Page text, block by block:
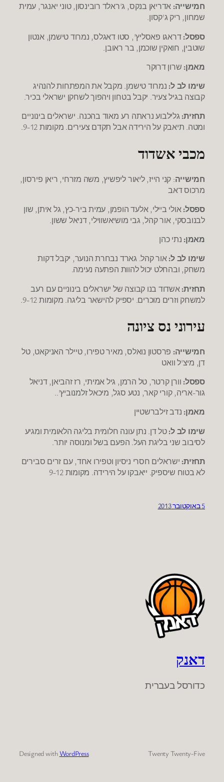
חמישייה: אדריאן בנקס, ג'ראלד רובינסון, טוני יאנגר, עמית
שמחון, ריק ג'קסון.
ספסל:דראגו פאסליץ', סטו דאגלס, נמרוד טישמן, אנטון
שוטבין, חואקין שוכמן, בר ראובן.
מאמן: שרון דרוקר
שימו לב ל: נמרוד טישמן. מקבל את המפתחות להנהיג
קבוצה בגיל צעיר. יקבל בטחון ויהפוך לשחקן ישראלי בכיר.
תחזית:גלילבוע נראתה רע מאוד בהכנה. ישראלים בינוניים
ומטה. תיאבק על הירידה אבל תקדם צעירים. מקומות 9-12.
מכבי אשדוד
חמישייה: קני הייז, ליאור ליפשיץ, משה מזרחי, ריאן פירסון,
מרכוס דאב
ספסל:אולי ביילי, אלעד הופמן, עמית ביר-כץ, גל איתן, שון
לבנובסקי, אור קהל, גבי מושיאשווילי, דניאל ששון.
מאמן: נתי כהן
שימו לב ל:אור קהל. גארד נבחרת הנוער, יקבל דקות
משחק, ובהחלט יכול להוות הפתעה נעימה.
תחזית:אשדוד בנו קבוצה של ישראלים בינוניים עם רעב
למשחק וזרים מוכרים. יספיק להישאר בליגה. מקומות 9-12.
עירוני נס ציונה
חמישייה: פרסטון נואלס, מאיר טפירו, טיילר האניקאט, טל
דן, מיצ'ל וואט
ספסל: וורן קרטר, טל הרמן, גיל אמיתי, רז זהביאן, דניאל
גור-אריה, קורי קאר, נטע סגל, מיכאל זלמנוביץ'..
מאמן: נדב זילברשטיין
שימו לב ל:טל דן. נתן עונה חלומית בליגה הלאומית ומגיע
לסיבוב שני בליגת העל. הפעם בשל ומנוסה יותר.
תחזית: ישראלים חסרי ניסיון וטפירו אחד, עם זרים סבירים
לא בטוח שיספיק. ייאבקו על הירידה. מקומות 9-12
5 באוקטובר 2013
דאנק
כדורסל בעברית
Twenty Twenty-Five
Designed with WordPress